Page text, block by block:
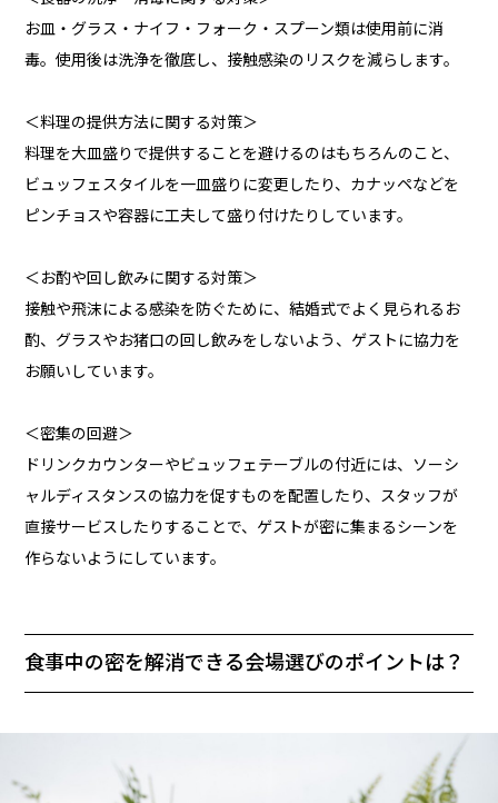
お皿・グラス・ナイフ・フォーク・スプーン類は使用前に消
毒。使用後は洗浄を徹底し、接触感染のリスクを減らします。
＜料理の提供方法に関する対策＞
料理を大皿盛りで提供することを避けるのはもちろんのこと、
ビュッフェスタイルを一皿盛りに変更したり、カナッペなどを
ピンチョスや容器に工夫して盛り付けたりしています。
＜お酌や回し飲みに関する対策＞
接触や飛沫による感染を防ぐために、結婚式でよく見られるお
酌、グラスやお猪口の回し飲みをしないよう、ゲストに協力を
お願いしています。
＜密集の回避＞
ドリンクカウンターやビュッフェテーブルの付近には、ソーシ
ャルディスタンスの協力を促すものを配置したり、スタッフが
直接サービスしたりすることで、ゲストが密に集まるシーンを
作らないようにしています。
食事中の密を解消できる会場選びのポイントは？